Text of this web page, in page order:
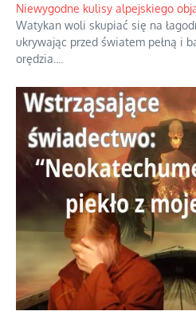
Niewygodne kulisy alpejskiego
Watykan woli skupiać się na
ukrywając przed światem pełną i
orędzia.